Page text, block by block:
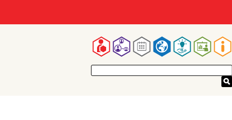
Main
navigation